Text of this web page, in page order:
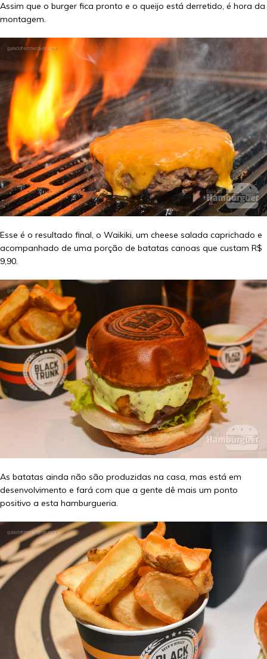
Assim que o burger fica pronto e o queijo está derretido, é hora da
montagem.
Esse é o resultado final, o Waikiki, um cheese salada caprichado e
acompanhado de uma porção de batatas canoas que custam R$
9,90.
As batatas ainda não são produzidas na casa, mas está em
desenvolvimento e fará com que a gente dê mais um ponto
positivo a esta hamburgueria.